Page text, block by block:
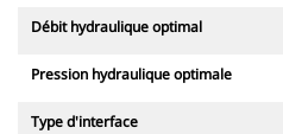
Débit hydraulique optimal
Pression hydraulique optimale
Type d'interface